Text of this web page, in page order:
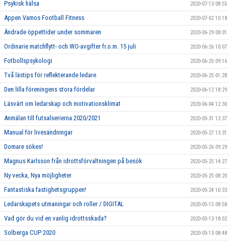
Psykisk hälsa 2020-07-13 08:55
Appen Vamos Football Fitness 2020-07-02 10:18
Ändrade öppettider under sommaren 2020-06-29 08:01
Ordinarie matchflytt- och WO-avgifter fr.o.m. 15 juli 2020-06-26 10:07
Fotbollspsykologi 2020-06-25 09:16
Två lästips för reflekterande ledare 2020-06-25 01:28
Den lilla föreningens stora fördelar 2020-06-12 18:29
Läsvärt om ledarskap och motivationsklimat 2020-06-04 12:30
Anmälan till futsalserierna 2020/2021 2020-05-31 12:37
Manual för livesändningar 2020-05-27 13:31
Domare sökes! 2020-05-26 09:29
Magnus Karlsson från idrottsförvaltningen på besök 2020-05-25 14:27
Ny vecka, Nya möjligheter 2020-05-25 08:20
Fantastiska fastighetsgruppen! 2020-05-24 10:33
Ledarskapets utmaningar och roller / DIGITAL 2020-05-15 08:58
Vad gör du vid en vanlig idrottsskada? 2020-05-13 18:02
Solberga CUP 2020 2020-05-13 08:48